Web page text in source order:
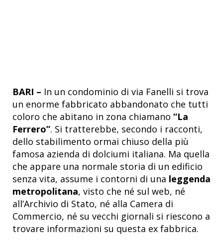
BARI – In un condominio di via Fanelli si trova
un enorme fabbricato abbandonato che tutti
coloro che abitano in zona chiamano “La
Ferrero”. Si tratterebbe, secondo i racconti,
dello stabilimento ormai chiuso della più
famosa azienda di dolciumi italiana. Ma quella
che appare una normale storia di un edificio
senza vita, assume i contorni di una leggenda
metropolitana, visto che né sul web, né
all’Archivio di Stato, né alla Camera di
Commercio, né su vecchi giornali si riescono a
trovare informazioni su questa ex fabbrica.